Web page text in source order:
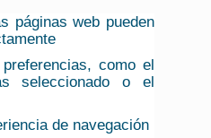
páginas web pueden
como el
seleccionado o el
de navegación